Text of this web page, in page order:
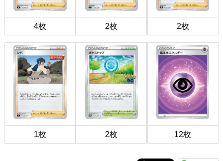
4枚 2枚 2枚
1枚 2枚 12枚